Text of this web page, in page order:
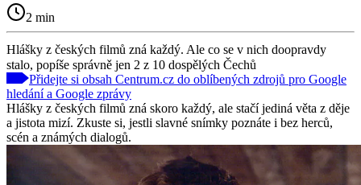
2 min
Hlášky z českých filmů zná každý. Ale co se v nich doopravdy
stalo, popíše správně jen 2 z 10 dospělých Čechů
Přidejte si obsah Centrum.cz do oblíbených zdrojů pro Google
hledání a Google zprávy
Hlášky z českých filmů zná skoro každý, ale stačí jediná věta z děje
a jistota mizí. Zkuste si, jestli slavné snímky poznáte i bez herců,
scén a známých dialogů.